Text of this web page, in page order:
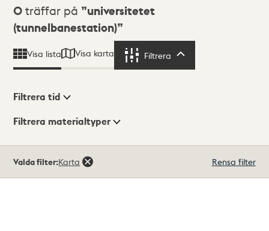
Sökresultat
0 träffar på
universitetet
(tunnelbanestation)
Visa lista Visa karta Filtrera
Visningsläge
Filtrera tid
Filtrera materialtyper
träffar
Valda filter:Karta Rensa filter